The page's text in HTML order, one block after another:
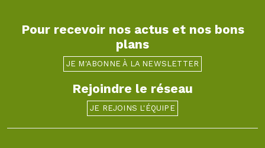
Pour recevoir nos actus et nos bons
plans
JE M'ABONNE À LA NEWSLETTER
Rejoindre le réseau
JE REJOINS L'ÉQUIPE